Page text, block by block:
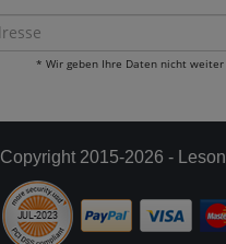
Mail
Adresse
* Wir geben Ihre Daten nicht weiter
Copyright 2015-2026 -